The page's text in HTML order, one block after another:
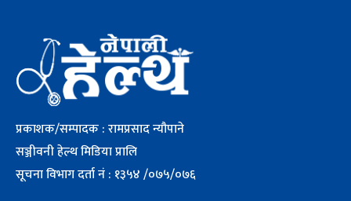
प्रकाशक/सम्पादक : रामप्रसाद न्यौपाने
सञ्जीवनी हेल्थ मिडिया प्रालि
सूचना विभाग दर्ता नं : १३५४ /०७५/०७६